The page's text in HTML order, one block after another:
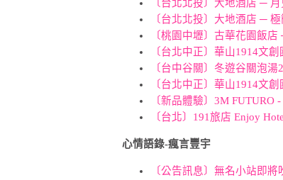
〔台北北投〕大地酒店 ─
〔台北北投〕大地酒店 ─
〔桃園中壢〕古華花園飯
〔台北中正〕華山1914文
〔台中谷關〕冬遊谷關泡
〔台北中正〕華山1914文
〔新品體驗〕3M
〔台北〕191旅店 Enjoy
心情語錄-瘋言豐宇
〔公告訊息〕無名小站即